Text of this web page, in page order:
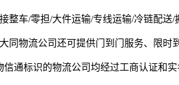
整车/零担/大件运输/专线运输/冷链配送
同物流公司还可提供门到门服务、限时
通标识的物流公司均经过工商认证和